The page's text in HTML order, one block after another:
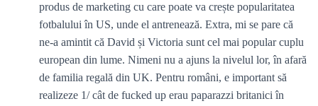
produs de marketing cu care poate va crește popularitatea
fotbalului în US, unde el antrenează. Extra, mi se pare că
ne-a amintit că David și Victoria sunt cel mai popular cuplu
european din lume. Nimeni nu a ajuns la nivelul lor, în afară
de familia regală din UK. Pentru români, e important să
realizeze 1/ cât de fucked up erau paparazzi britanici în